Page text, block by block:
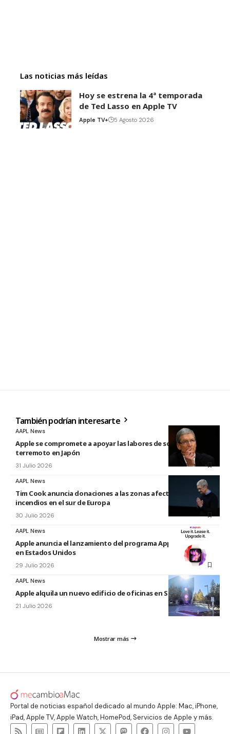
Las noticias más leídas
Hoy se estrena la 4ª temporada
de Ted Lasso en Apple TV
Apple TV+ 5 Agosto 2026
También podrían interesarte
AAPL News
Apple se compromete a apoyar las labores de socorro tras el
terremoto en Japón
31 Julio 2026
AAPL News
Tim Cook anuncia donaciones a las zonas afectadas por los
incendios en el sur de Europa
30 Julio 2026
AAPL News
Apple anuncia el lanzamiento del programa Apple Upgrade
en Estados Unidos
29 Julio 2026
AAPL News
Apple alquila un nuevo edificio de oficinas en Sunnyvale
21 Julio 2026
Mostrar más
Portal de noticias español dedicado al mundo Apple: Mac, iPhone,
iPad, Apple TV, Apple Watch, HomePod, Servicios de Apple y más.